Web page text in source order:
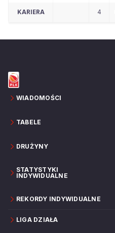
KARIERA 4
WIADOMOŚCI
TABELE
DRUŻYNY
STATYSTYKI
INDYWIDUALNE
REKORDY INDYWIDUALNE
LIGA DZIAŁA